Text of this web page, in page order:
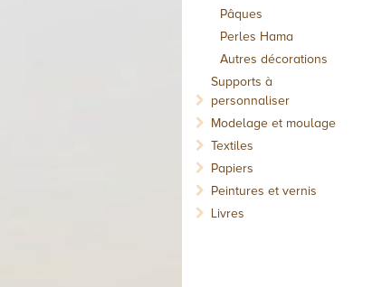
Pâques
Perles Hama
Autres décorations
Supports à
personnaliser
Modelage et moulage
Textiles
Papiers
Peintures et vernis
Livres